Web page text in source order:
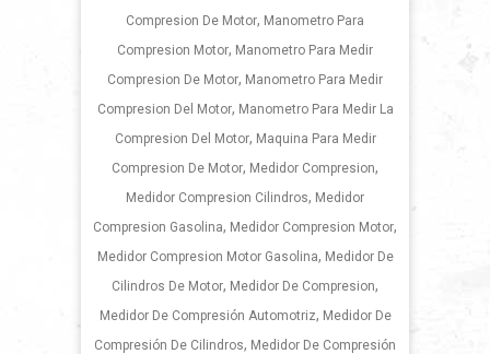
Compresion De Motor, Manometro Para
Compresion Motor, Manometro Para Medir
Compresion De Motor, Manometro Para Medir
Compresion Del Motor, Manometro Para Medir La
Compresion Del Motor, Maquina Para Medir
Compresion De Motor, Medidor Compresion,
Medidor Compresion Cilindros, Medidor
Compresion Gasolina, Medidor Compresion Motor,
Medidor Compresion Motor Gasolina, Medidor De
Cilindros De Motor, Medidor De Compresion,
Medidor De Compresión Automotriz, Medidor De
Compresión De Cilindros, Medidor De Compresión